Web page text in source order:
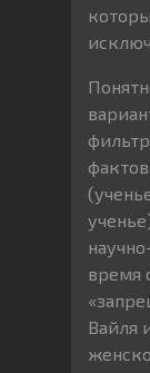
время
Вайля